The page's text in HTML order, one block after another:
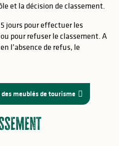
et la décision de classement.
jours pour effectuer les
pour refuser le classement. A
l’absence de refus, le
meublés de tourisme